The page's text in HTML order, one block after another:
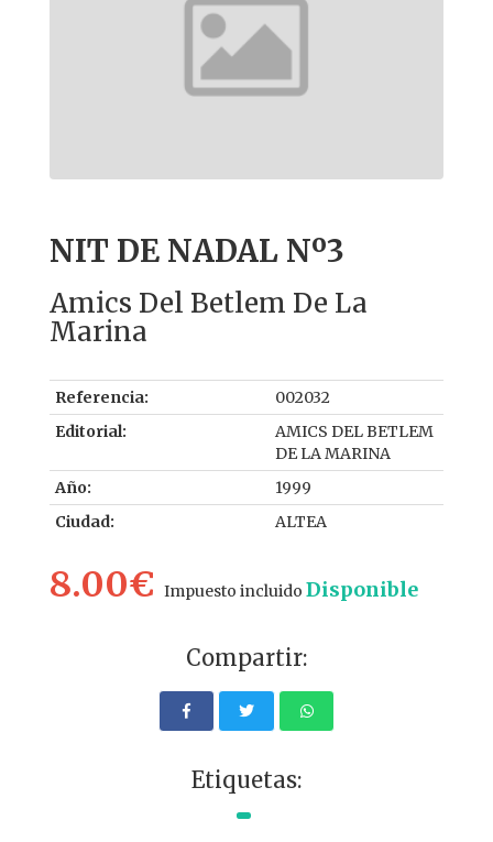
NIT DE NADAL Nº3
Amics Del Betlem De La
Marina
Referencia:
002032
Editorial:
AMICS DEL BETLEM
DE LA MARINA
Año:
1999
Ciudad:
ALTEA
8.00€ Impuesto incluido Disponible
Compartir:
Etiquetas: